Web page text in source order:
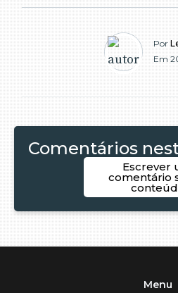
Por
Em
Comentários
Escrever
comentário
Menu